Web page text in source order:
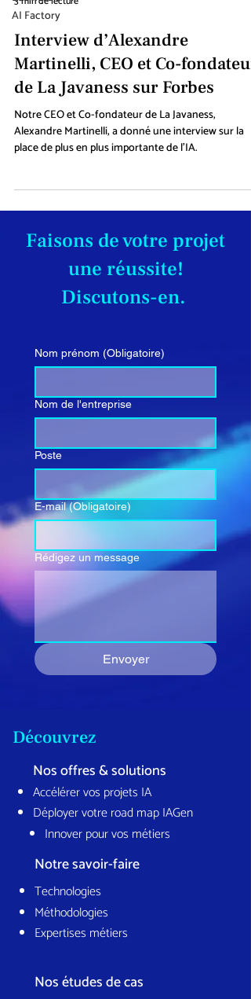
AI Factory
Interview d’Alexandre
Martinelli, CEO et Co-fondateur
de La Javaness sur Forbes
Notre CEO et Co-fondateur de La Javaness,
Alexandre Martinelli, a donné une interview sur la
place de plus en plus importante de l'IA.
Faisons de votre projet
une réussite!
Discutons-en.
Nom prénom (Obligatoire)
Nom de l'entreprise
Poste
E-mail (Obligatoire)
Rédigez un message
Envoyer
Découvrez
Nos offres & solutions
Déployer votre road map IAGen
Accélérer vos projets IA
Innover pour vos métiers
Notre savoir-faire
Technologies
Expertises métiers
Méthodologies
Nos études de cas